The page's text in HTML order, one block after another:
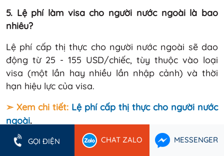
5. Lệ phí làm visa cho người nước ngoài là bao
nhiêu?
Lệ phí cấp thị thực cho người nước ngoài sẽ dao
động từ 25 - 155 USD/chiếc, tùy thuộc vào loại
visa (một lần hay nhiều lần nhập cảnh) và thời
hạn hiệu lực của visa.
➣ Xem chi tiết: Lệ phí cấp thị thực cho người nước
ngoài.
6. Phí dịch vụ làm visa cho người nước ngoài tại
GỌI ĐIỆN CHAT ZALO MESSENGER